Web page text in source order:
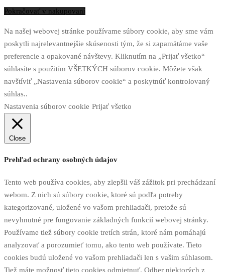
Pokračovať v nakupovaní
Na našej webovej stránke používame súbory cookie, aby sme vám
poskytli najrelevantnejšie skúsenosti tým, že si zapamätáme vaše
preferencie a opakované návštevy. Kliknutím na „Prijať všetko“
súhlasíte s použitím VŠETKÝCH súborov cookie. Môžete však
navštíviť „Nastavenia súborov cookie“ a poskytnúť kontrolovaný
súhlas..
Nastavenia súborov cookie Prijať všetko
Close
Prehľad ochrany osobných údajov
Tento web používa cookies, aby zlepšil váš zážitok pri prechádzaní
webom. Z nich sú súbory cookie, ktoré sú podľa potreby
kategorizované, uložené vo vašom prehliadači, pretože sú
nevyhnutné pre fungovanie základných funkcií webovej stránky.
Používame tiež súbory cookie tretích strán, ktoré nám pomáhajú
analyzovať a porozumieť tomu, ako tento web používate. Tieto
cookies budú uložené vo vašom prehliadači len s vašim súhlasom.
Tiež máte možnosť tieto cookies odmietnuť. Odber niektorých z